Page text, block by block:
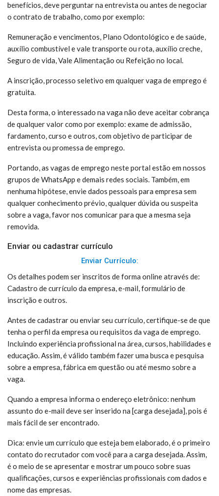
benefícios, deve perguntar na entrevista ou antes de negociar
o contrato de trabalho, como por exemplo:
Remuneração e vencimentos, Plano Odontológico e de saúde,
auxílio combustível e vale transporte ou rota, auxílio creche,
Seguro de vida, Vale Alimentação ou Refeição no local.
A inscrição, processo seletivo em qualquer vaga de emprego é
gratuita.
Desta forma, o interessado na vaga não deve aceitar cobrança
de qualquer valor como por exemplo: exame de admissão,
fardamento, curso e outros, com objetivo de participar de
entrevista ou promessa de emprego.
Portando, as vagas de emprego neste portal estão em nossos
grupos de WhatsApp e demais redes sociais. Também, em
nenhuma hipótese, envie dados pessoais para empresa sem
qualquer conhecimento prévio, qualquer dúvida ou suspeita
sobre a vaga, favor nos comunicar para que a mesma seja
removida.
Enviar ou cadastrar currículo
Enviar Currículo:
Os detalhes podem ser inscritos de forma online através de:
Cadastro de currículo da empresa, e-mail, formulário de
inscrição e outros.
Antes de cadastrar ou enviar seu currículo, certifique-se de que
tenha o perfil da empresa ou requisitos da vaga de emprego.
Incluindo experiência profissional na área, cursos, habilidades e
educação. Assim, é válido também fazer uma busca e pesquisa
sobre a empresa, fábrica em questão ou até mesmo sobre a
vaga.
Quando a empresa informa o endereço eletrônico: nenhum
assunto do e-mail deve ser inserido na [carga desejada], pois é
mais fácil de ser encontrado.
Dica: envie um currículo que esteja bem elaborado, é o primeiro
contato do recrutador com você para a carga desejada. Assim,
é o meio de se apresentar e mostrar um pouco sobre suas
qualificações, cursos e experiências profissionais com dados e
nome das empresas.